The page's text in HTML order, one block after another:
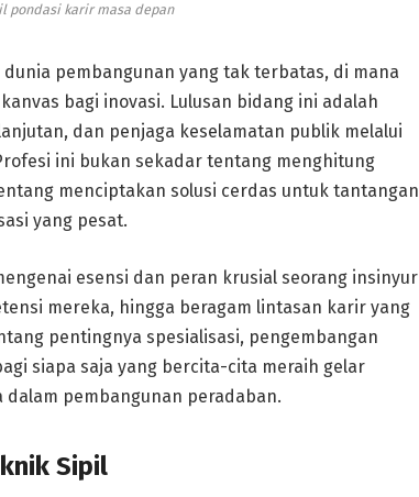
pondasi karir masa depan
pembangunan yang tak terbatas, di mana
bagi inovasi. Lulusan bidang ini adalah
dan penjaga keselamatan publik melalui
ini bukan sekadar tentang menghitung
menciptakan solusi cerdas untuk tantangan
yang pesat.
esensi dan peran krusial seorang insinyur
mereka, hingga beragam lintasan karir yang
pentingnya spesialisasi, pengembangan
siapa saja yang bercita-cita meraih gelar
pembangunan peradaban.
Sipil